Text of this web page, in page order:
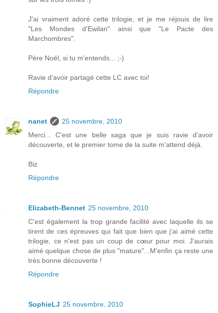
J'ai vraiment adoré cette trilogie, et je me réjouis de lire
"Les Mondes d'Ewilan" ainsi que "Le Pacte des
Marchombres".
Père Noël, si tu m'entends... ;-)
Ravie d'avoir partagé cette LC avec toi!
Répondre
nanet
25 novembre, 2010
Merci... C'est une belle saga que je suis ravie d'avoir
découverte, et le premier tome de la suite m'attend déjà.
Biz
Répondre
Elizabeth-Bennet 25 novembre, 2010
C'est également la trop grande facilité avec laquelle ils se
tirent de ces épreuves qui fait que bien que j'ai aimé cette
trilogie, ce n'est pas un coup de cœur pour moi. J'aurais
aimé quelque chose de plus "mature"...M'enfin ça reste une
très bonne découverte !
Répondre
SophieLJ 25 novembre, 2010